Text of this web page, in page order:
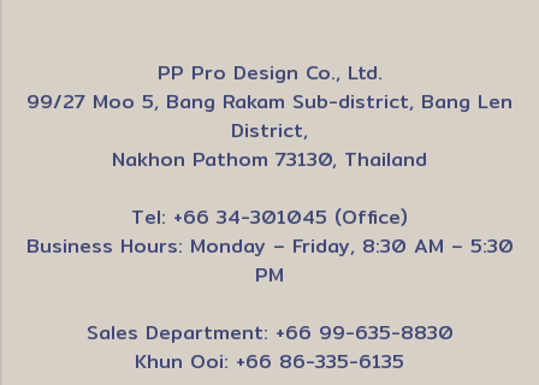
PP Pro Design Co., Ltd.
99/27 Moo 5, Bang Rakam Sub-district, Bang Len
District,
Nakhon Pathom 73130, Thailand
Tel: +66 34-301045 (Office)
Business Hours: Monday – Friday, 8:30 AM – 5:30
PM
Sales Department: +66 99-635-8830
Khun Ooi: +66 86-335-6135